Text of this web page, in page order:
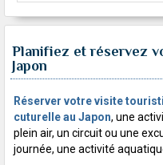
Planifiez et réservez
Japon
Réserver votre visite
cuturelle au Japon, une
plein air, un circuit ou une
journée, une activité